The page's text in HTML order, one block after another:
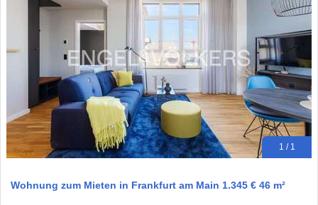
1 / 1
Wohnung zum Mieten in Frankfurt am Main 1.345 € 46 m²